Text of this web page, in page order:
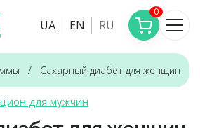
UA EN RU
0
Сахарный диабет для женщин
для мужчин